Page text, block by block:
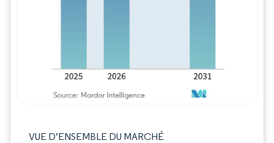
VUE D’ENSEMBLE DU MARCHÉ